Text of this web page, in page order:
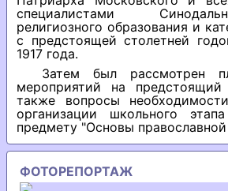
специалистами
религиозного образования и
с предстоящей столетней
1917 года.
Затем был рассмотрен
мероприятий на
также вопросы
организации школьного
предмету "Основы православной
ФОТОРЕПОРТАЖ